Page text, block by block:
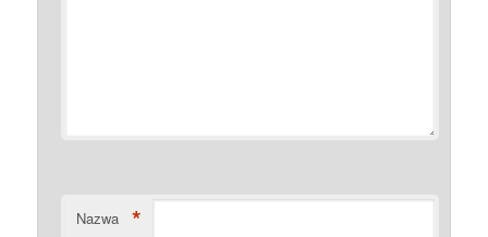
Nazwa *